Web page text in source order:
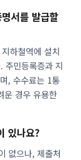
서를 발급할
하철역에 설치
주민등록증과 지
, 수수료는 1통
운 경우 유용한
있나요?
없으나, 제출처